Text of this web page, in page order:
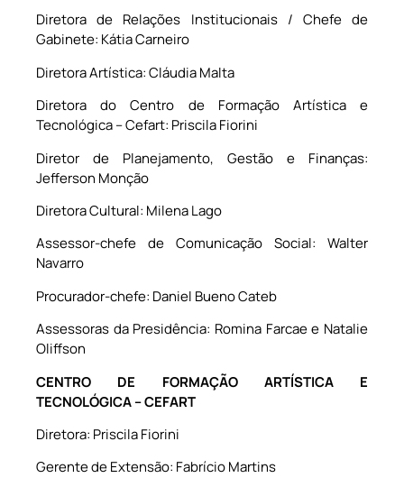
Diretora de Relações Institucionais / Chefe de
Gabinete: Kátia Carneiro
Diretora Artística: Cláudia Malta
Diretora do Centro de Formação Artística e
Tecnológica – Cefart: Priscila Fiorini
Diretor de Planejamento, Gestão e Finanças:
Jefferson Monção
Diretora Cultural: Milena Lago
Assessor-chefe de Comunicação Social: Walter
Navarro
Procurador-chefe: Daniel Bueno Cateb
Assessoras da Presidência: Romina Farcae e Natalie
Oliffson
CENTRO DE FORMAÇÃO ARTÍSTICA E
TECNOLÓGICA – CEFART
Diretora: Priscila Fiorini
Gerente de Extensão: Fabrício Martins